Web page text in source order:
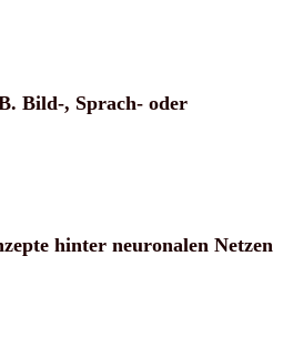
Bild-, Sprach- oder
hinter neuronalen Netzen